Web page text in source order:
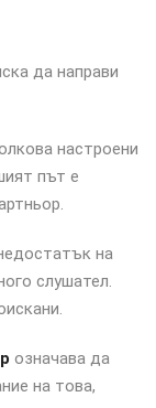
да направи
настроени
път е
на
слушател.
означава да
на това,